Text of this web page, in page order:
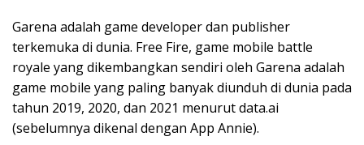
Garena adalah game developer dan publisher
terkemuka di dunia. Free Fire, game mobile battle
royale yang dikembangkan sendiri oleh Garena adalah
game mobile yang paling banyak diunduh di dunia pada
tahun 2019, 2020, dan 2021 menurut data.ai
(sebelumnya dikenal dengan App Annie).